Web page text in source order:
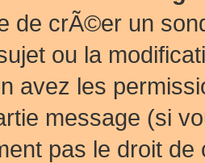
de crÃ©er un
ou la
avez les
message (si
pas le droit